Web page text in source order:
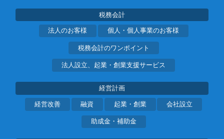
税務会計
法人のお客様 個人・個人事業のお客様
税務会計のワンポイント
法人設立、起業・創業支援サービス
経営計画
経営改善 融資 起業・創業 会社設立
助成金・補助金